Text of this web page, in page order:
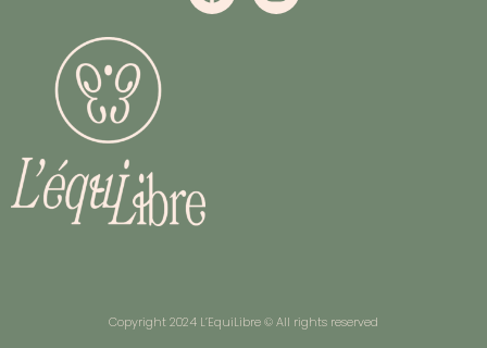
Copyright 2024 L’EquiLibre © All rights reserved